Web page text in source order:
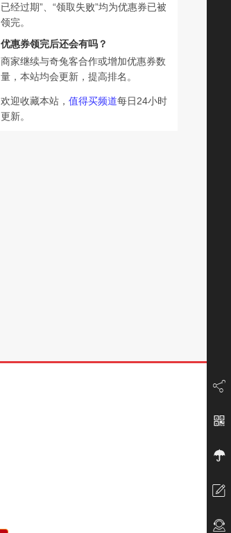
已经过期”、“领取失败”均为优惠券已被
领完。
优惠券领完后还会有吗？
商家继续与奇兔客合作或增加优惠券数
量，本站均会更新，提高排名。
欢迎收藏本站， 值得买频道每日24小时
更新。